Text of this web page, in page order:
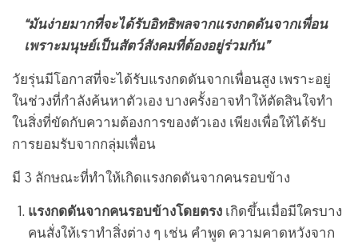
“มันง่ายมากที่จะได้รับอิทธิพลจากแรงกดดันจากเพื่อน
เพราะมนุษย์เป็นสัตว์สังคมที่ต้องอยู่ร่วมกัน”
วัยรุ่นมีโอกาสที่จะได้รับแรงกดดันจากเพื่อนสูง เพราะอยู่
ในช่วงที่กำลังค้นหาตัวเอง บางครั้งอาจทำให้ตัดสินใจทำ
ในสิ่งที่ขัดกับความต้องการของตัวเอง เพียงเพื่อให้ได้รับ
การยอมรับจากกลุ่มเพื่อน
มี 3 ลักษณะที่ทำให้เกิดแรงกดดันจากคนรอบข้าง
แรงกดดันจากคนรอบข้างโดยตรง เกิดขึ้นเมื่อมีใครบาง
คนสั่งให้เราทำสิ่งต่าง ๆ เช่น คำพูด ความคาดหวังจาก